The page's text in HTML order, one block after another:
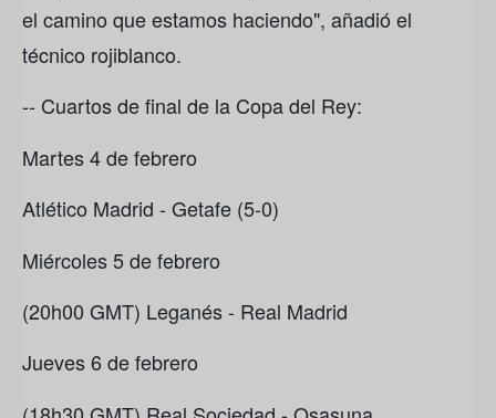
el camino que estamos haciendo", añadió el
técnico rojiblanco.
-- Cuartos de final de la Copa del Rey:
Martes 4 de febrero
Atlético Madrid - Getafe (5-0)
Miércoles 5 de febrero
(20h00 GMT) Leganés - Real Madrid
Jueves 6 de febrero